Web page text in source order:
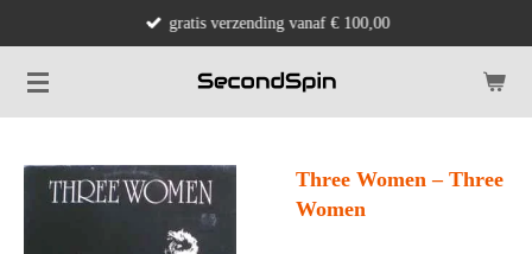
naar
de
gratis verzending vanaf € 100,00
Three Women ‎– Three
Women